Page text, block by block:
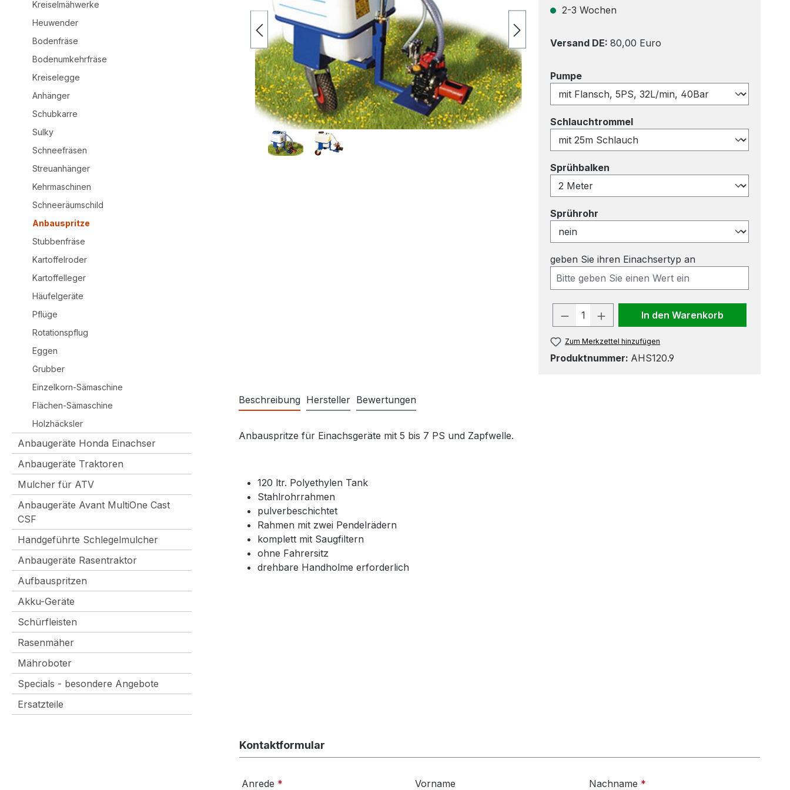
Kreiselmähwerke
Heuwender
Bodenfräse
Bodenumkehrfräse
Kreiselegge
Anhänger
Schubkarre
Sulky
Schneefräsen
Streuanhänger
Kehrmaschinen
Schneeräumschild
Anbauspritze
Stubbenfräse
Kartoffelroder
Kartoffelleger
Häufelgeräte
Pflüge
Rotationspflug
Eggen
Grubber
Einzelkorn-Sämaschine
Flächen-Sämaschine
Holzhäcksler
Anbaugeräte Honda Einachser
Anbaugeräte Traktoren
Mulcher für ATV
Anbaugeräte Avant MultiOne Cast
CSF
Handgeführte Schlegelmulcher
Anbaugeräte Rasentraktor
Aufbauspritzen
Akku-Geräte
Schürfleisten
Rasenmäher
Mähroboter
Specials - besondere Angebote
Ersatzteile
2-3 Wochen
Versand DE: 80,00 Euro
Pumpeauswählen
Schlauchtrommelauswählen
Sprühbalkenauswählen
Sprührohrauswählen
geben Sie ihren Einachsertyp an
Produkt Anzahl: Gib den
In den Warenkorb
Zum Merkzettel hinzufügen
Produktnummer: AHS120.9
Beschreibung Hersteller Bewertungen
Anbauspritze für Einachsgeräte mit 5 bis 7 PS und Zapfwelle.
120 ltr. Polyethylen Tank
Stahlrohrrahmen
pulverbeschichtet
Rahmen mit zwei Pendelrädern
komplett mit Saugfiltern
ohne Fahrersitz
drehbare Handholme erforderlich
Kontaktformular
Anrede * Vorname Nachname *